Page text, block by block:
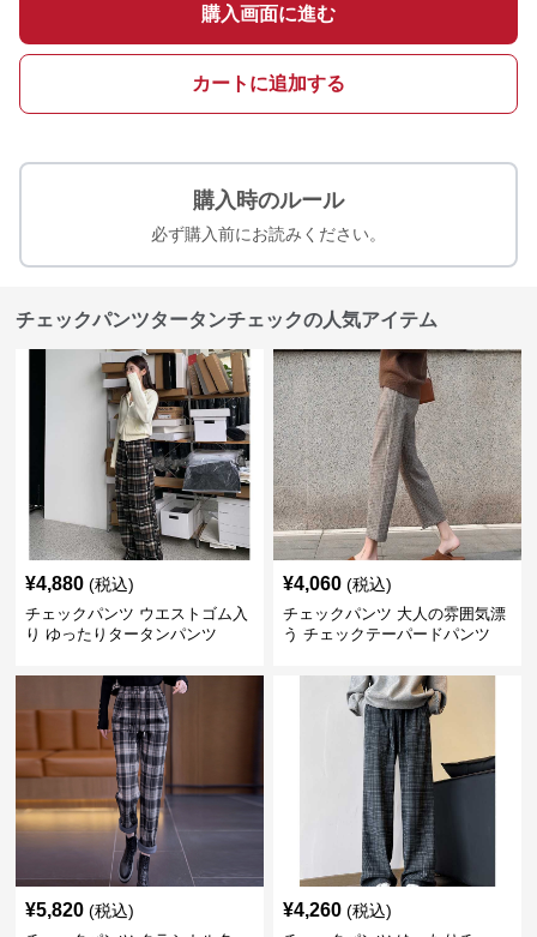
購入画面に進む
カートに追加する
購入時のルール
必ず購入前にお読みください。
チェックパンツタータンチェックの人気アイテム
¥4,880 (税込)
チェックパンツ ウエストゴム入
り ゆったりタータンパンツ
¥4,060 (税込)
チェックパンツ 大人の雰囲気漂
う チェックテーパードパンツ
¥5,820 (税込) ¥4,260 (税込)